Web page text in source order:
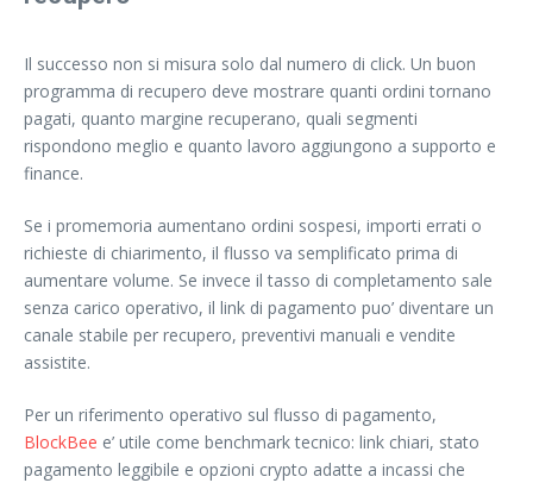
Il successo non si misura solo dal numero di click. Un buon
programma di recupero deve mostrare quanti ordini tornano
pagati, quanto margine recuperano, quali segmenti
rispondono meglio e quanto lavoro aggiungono a supporto e
finance.
Se i promemoria aumentano ordini sospesi, importi errati o
richieste di chiarimento, il flusso va semplificato prima di
aumentare volume. Se invece il tasso di completamento sale
senza carico operativo, il link di pagamento puo’ diventare un
canale stabile per recupero, preventivi manuali e vendite
assistite.
Per un riferimento operativo sul flusso di pagamento,
BlockBee e’ utile come benchmark tecnico: link chiari, stato
pagamento leggibile e opzioni crypto adatte a incassi che